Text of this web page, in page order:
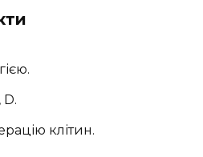
D.
клітин.